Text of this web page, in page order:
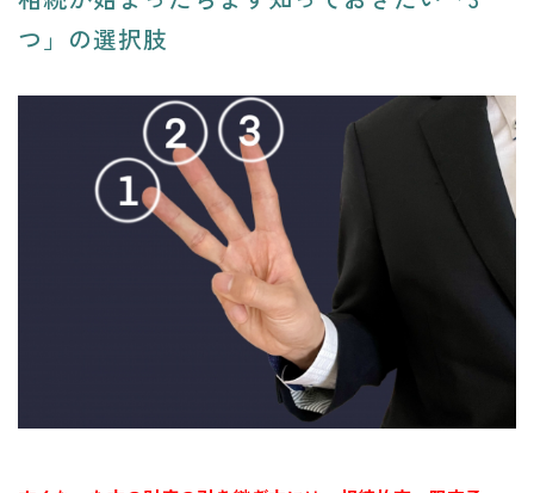
つ」の選択肢